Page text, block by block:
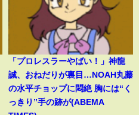
「プロレスラーやばい！」神龍
誠、おねだりが裏目…NOAH丸藤
の水平チョップに悶絶 胸には“く
っきり”手の跡が(ABEMA